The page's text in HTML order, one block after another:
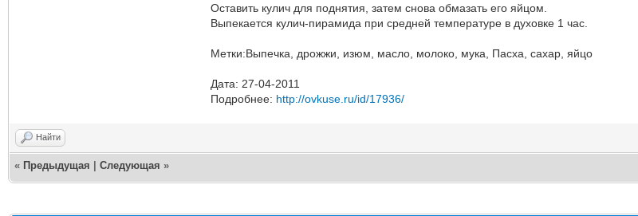
Оставить кулич для поднятия, затем снова обмазать его яйцом.
Выпекается кулич-пирамида при средней температуре в духовке 1 час.
Метки:Выпечка, дрожжи, изюм, масло, молоко, мука, Пасха, сахар, яйцо
Дата: 27-04-2011
Подробнее: http://ovkuse.ru/id/17936/
Найти
« Предыдущая Следующая »